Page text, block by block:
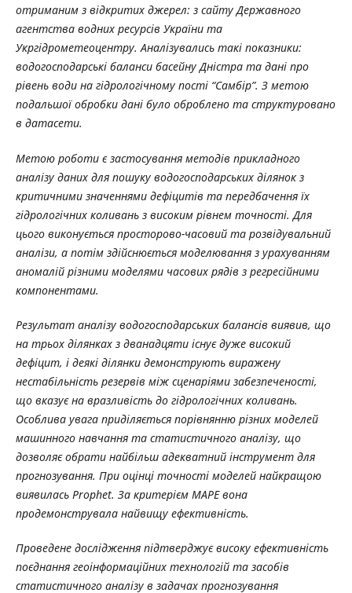
отриманим з відкритих джерел: з сайту Державного
агентства водних ресурсів України та
Укргідрометеоцентру. Аналізувались такі показники:
водогосподарські баланси басейну Дністра та дані про
рівень води на гідрологічному пості “Самбір”. З метою
подальшої обробки дані було оброблено та структуровано
в датасети.
Метою роботи є застосування методів прикладного
аналізу даних для пошуку водогосподарських ділянок з
критичними значеннями дефіцитів та передбачення їх
гідрологічних коливань з високим рівнем точності. Для
цього виконується просторово-часовий та розвідувальний
аналізи, а потім здійснюється моделювання з урахуванням
аномалій різними моделями часових рядів з регресійними
компонентами.
Результат аналізу водогосподарських балансів виявив, що
на трьох ділянках з дванадцяти існує дуже високий
дефіцит, і деякі ділянки демонструють виражену
нестабільність резервів між сценаріями забезпеченості,
що вказує на вразливість до гідрологічних коливань.
Особлива увага приділяється порівнянню різних моделей
машинного навчання та статистичного аналізу, що
дозволяє обрати найбільш адекватний інструмент для
прогнозування. При оцінці точності моделей найкращою
виявилась Prophet. За критерієм MAPE вона
продемонструвала найвищу ефективність.
Проведене дослідження підтверджує високу ефективність
поєднання геоінформаційних технологій та засобів
статистичного аналізу в задачах прогнозування